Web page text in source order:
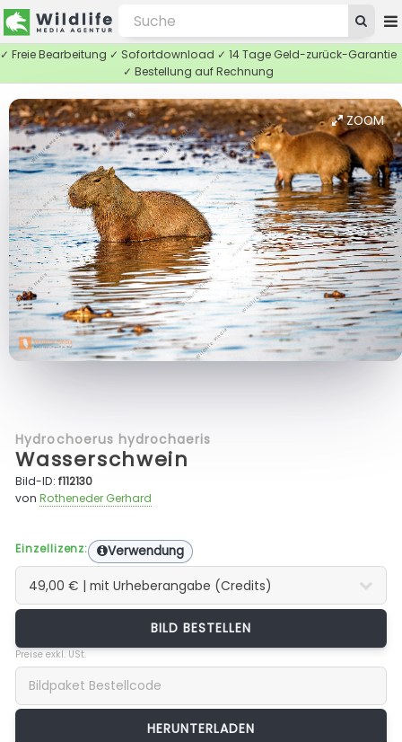
✓ Freie Bearbeitung ✓ Sofortdownload ✓ 14 Tage Geld-zurück-Garantie
✓ Bestellung auf Rechnung
ZOOM
Hydrochoerus hydrochaeris
Wasserschwein
Bild-ID:f112130
vonRotheneder Gerhard
Einzellizenz: Verwendung
BILD BESTELLEN
Preise exkl. USt.